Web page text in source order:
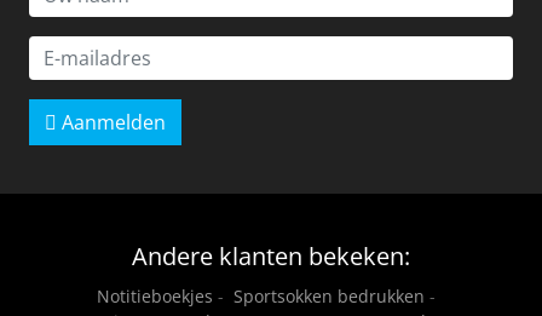
Aanmelden
Andere klanten bekeken:
Notitieboekjes - Sportsokken bedrukken -